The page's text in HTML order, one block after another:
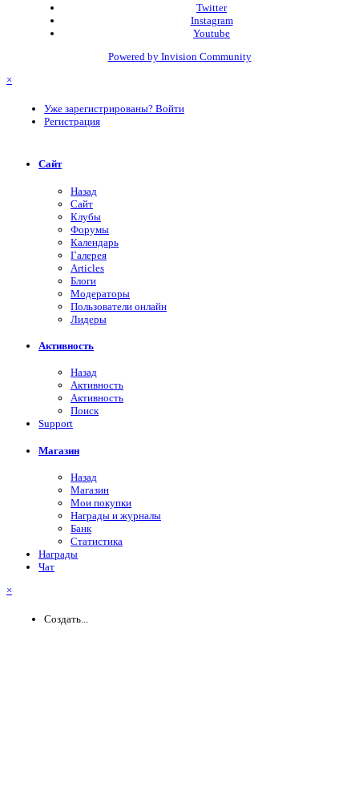
Twitter
Instagram
Youtube
Powered by Invision Community
×
Уже зарегистрированы? Войти
Регистрация
Сайт
Назад
Сайт
Клубы
Форумы
Календарь
Галерея
Articles
Блоги
Модераторы
Пользователи онлайн
Лидеры
Активность
Назад
Активность
Активность
Поиск
Support
Магазин
Назад
Магазин
Мои покупки
Награды и журналы
Банк
Статистика
Награды
Чат
×
Создать...